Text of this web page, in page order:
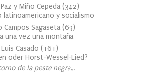
Paz y Miño Cepeda (342)
latinoamericano y socialismo
Campos Sagaseta (69)
una vez una montaña
Luis Casado (161 )
oder Horst-Wessel-Lied?
de la peste negra…